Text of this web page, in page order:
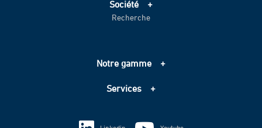
Société
Accueil
Échelle de performance CO2
Recherche
Notre gamme
Assainissement
Techniques spéciales
Services
Information sur les cookies